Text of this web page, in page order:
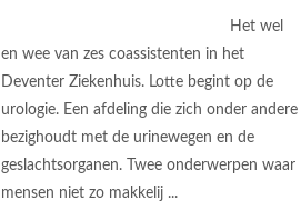
Het wel
en wee van zes coassistenten in het
Deventer Ziekenhuis. Lotte begint op de
urologie. Een afdeling die zich onder andere
bezighoudt met de urinewegen en de
geslachtsorganen. Twee onderwerpen waar
mensen niet zo makkelij ...